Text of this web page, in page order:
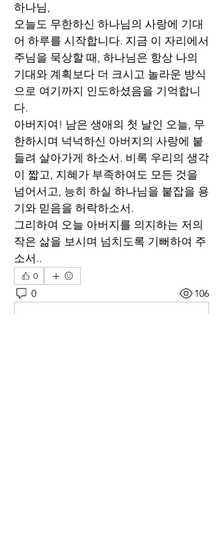
하나님,
오늘도 무한하신 하나님의 사랑에 기대
어 하루를 시작합니다. 지금 이 자리에서
주님을 묵상할 때, 하나님은 항상 나의
기대와 계획보다 더 크시고 놀라운 방식
으로 여기까지 인도하셨음을 기억합니
다.
아버지여! 남은 생애의 첫 날인 오늘, 무
한하시며 넉넉하신 아버지의 사랑에 붙
들려 살아가게 하소서. 비록 우리의 생각
이 짧고, 지혜가 부족하여도 모든 것을
넘어서고, 능히 하실 하나님을 붙잡을 용
기와 믿음을 허락하소서.
그리하여 오늘 아버지를 의지하는 저의
작은 삶을 보시며 넘치도록 기뻐하여 주
소서..
0
0 106